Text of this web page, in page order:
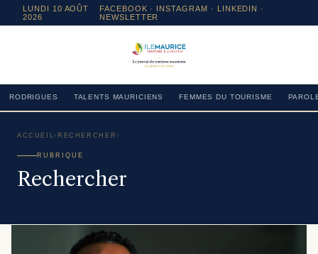
LUNDI 10 AOÛT
2026
FACEBOOK · INSTAGRAM · LINKEDIN ·
NEWSLETTER
RODRIGUES TALENTS MAURICIENS FEMMES DU TOURISME
ACCUEIL › RECHERCHER ›
RUBRIQUE
Rechercher